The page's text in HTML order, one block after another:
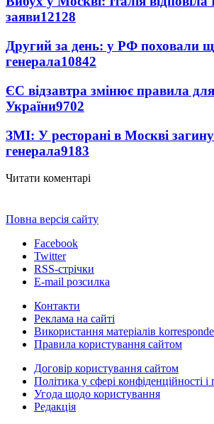
заяви12128
Другий за день: у РФ поховали
генерала10842
ЄС відзавтра змінює правила для
України9702
ЗМІ: У ресторані в Москві
генерала9183
Читати коментарі
Повна версія сайту
Facebook
Twitter
RSS-стрічки
E-mail розсилка
Контакти
Реклама на сайті
Використання матеріалів
Правила користування сайтом
Договір користування сайтом
Політика у сфері конфіденційності
Угода щодо користування
Редакція